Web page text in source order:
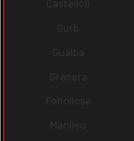
Castellolí
Gurb
Gualba
Granera
Fonollosa
Manlleu